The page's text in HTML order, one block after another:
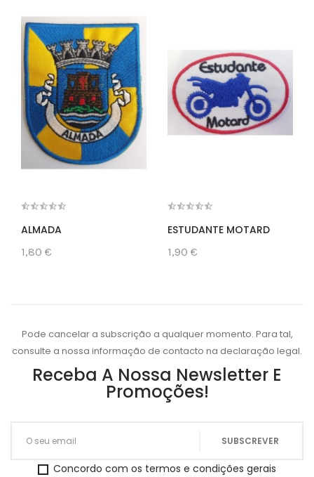
ALMADA
1,80 €
ESTUDANTE MOTARD
1,90 €
Pode cancelar a subscrição a qualquer momento. Para tal,
consulte a nossa informação de contacto na declaração legal.
Receba A Nossa Newsletter E
Promoções!
Concordo com os termos e condições gerais